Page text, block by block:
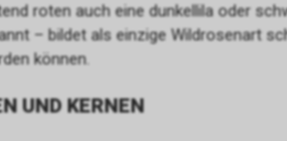
roten auch eine dunkellila oder
– bildet als einzige Wildrosenart
können.
UND KERNEN